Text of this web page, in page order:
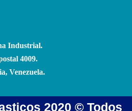
Industrial.
4009.
Venezuela.
2020 © Todos